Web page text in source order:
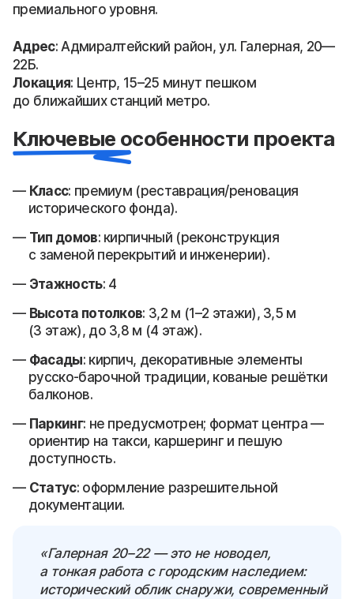
премиального уровня.
Адрес: Адмиралтейский район, ул. Галерная, 20—
22Б.
Локация: Центр, 15–25 минут пешком
до ближайших станций метро.
Ключевые особенности проекта
Класс: премиум (реставрация/реновация
исторического фонда).
Тип домов: кирпичный (реконструкция
с заменой перекрытий и инженерии).
Этажность: 4
Высота потолков: 3,2 м (1–2 этажи), 3,5 м
(3 этаж), до 3,8 м (4 этаж).
Фасады: кирпич, декоративные элементы
русско-барочной традиции, кованые решётки
балконов.
Паркинг: не предусмотрен; формат центра —
ориентир на такси, каршеринг и пешую
доступность.
Статус: оформление разрешительной
документации.
«Галерная 20–22 — это не новодел,
а тонкая работа с городским наследием:
исторический облик снаружи, современный